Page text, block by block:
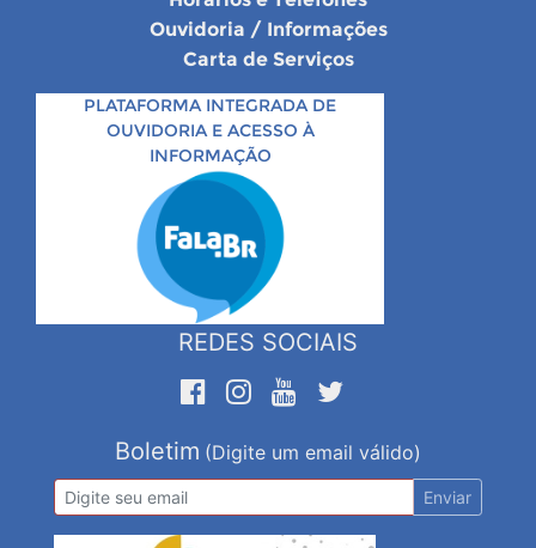
Ouvidoria / Informações
Carta de Serviços
PLATAFORMA INTEGRADA DE
OUVIDORIA E ACESSO À
INFORMAÇÃO
REDES SOCIAIS
Boletim (Digite um email válido)
Enviar